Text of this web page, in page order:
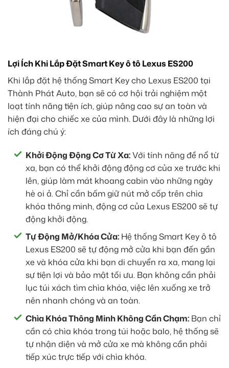
Lợi Ích Khi Lắp Đặt Smart Key ô tô Lexus ES200
Khi lắp đặt hệ thống Smart Key cho Lexus ES200 tại
Thành Phát Auto, bạn sẽ có cơ hội trải nghiệm một
loạt tính năng tiện ích, giúp nâng cao sự an toàn và
hiện đại cho chiếc xe của mình. Dưới đây là những lợi
ích đáng chú ý:
Khởi Động Động Cơ Từ Xa:Với tính năng đề nổ từ
xa, bạn có thể khởi động động cơ của xe trước khi
lên, giúp làm mát khoang cabin vào những ngày
hè oi ả. Chỉ cần bấm giữ nút mở cốp trên chìa
khóa thông minh, động cơ của Lexus ES200 sẽ tự
động khởi động.
Tự Động Mở/Khóa Cửa: Hệ thống Smart Key ô tô
Lexus ES200 sẽ tự động mở cửa khi bạn đến gần
xe và khóa cửa khi bạn di chuyển ra xa, mang lại
sự tiện lợi và bảo mật tối ưu. Bạn không cần phải
lục túi xách tìm chìa khóa, việc lên xuống xe trở
nên nhanh chóng và an toàn.
Chìa Khóa Thông Minh Không Cần Chạm: Bạn chỉ
cần có chìa khóa trong túi hoặc balo, hệ thống sẽ
tự nhận diện và mở cửa xe mà không cần phải
tiếp xúc trực tiếp với chìa khóa.